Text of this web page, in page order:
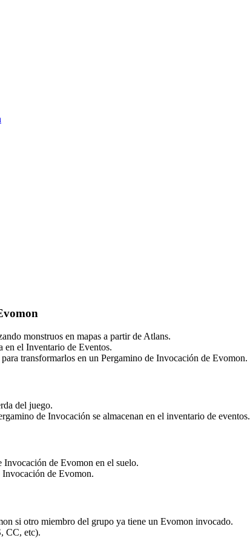
monstruos en mapas a partir de Atlans.
en el Inventario de Eventos.
transformarlos en un Pergamino de Invocación de Evomon.
del juego.
de Invocación se almacenan en el inventario de eventos.
Invocación de Evomon en el suelo.
de Evomon.
si otro miembro del grupo ya tiene un Evomon invocado.
CC, etc).